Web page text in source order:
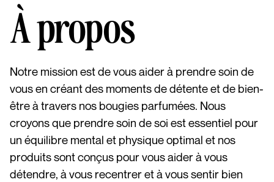
À propos
Notre mission est de vous aider à prendre soin de
vous en créant des moments de détente et de bien-
être à travers nos bougies parfumées. Nous
croyons que prendre soin de soi est essentiel pour
un équilibre mental et physique optimal et nos
produits sont conçus pour vous aider à vous
détendre, à vous recentrer et à vous sentir bien